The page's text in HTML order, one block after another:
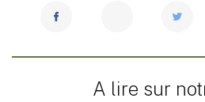
A lire sur